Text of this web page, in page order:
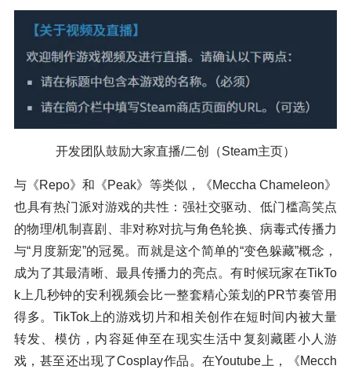
开发团队鼓励大家直播/二创（Steam主页）
与《Repo》和《Peak》等类似，《Meccha Chameleon》
也具有热门派对游戏的共性：强社交驱动、低门槛高笑点
的物理/机制喜剧、非对称对抗与角色轮换、病毒式传播力
与“月度新宠”的冠冕。而就是这个简单的“变色躲藏”概念，
成为了其最清晰、最具传播力的亮点。有时候玩家在TikTo
k上几秒钟的安利视频会比一整套精心策划的PR节奏管用
得多。TikTok上的游戏切片和相关创作在短时间内被大量
转发、模仿，内容延伸至在现实生活中复刻藏匿小人游
戏，甚至还出现了Cosplay作品。在Youtube上，《Mecch